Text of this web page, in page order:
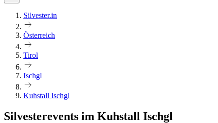
Silvester.in
Österreich
Tirol
Ischgl
Kuhstall Ischgl
Silvesterevents im Kuhstall Ischgl